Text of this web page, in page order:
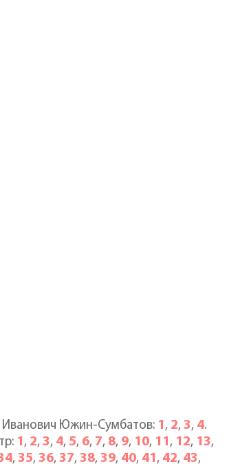
Иванович Южин-Сумбатов: 1 , 2,3, 4.
1 , 2,3, 4, 5, 6, 7, 8, 9, 10, 11 , 12, 13,
,35,36,37,38,39, 40, 41 , 42, 43,